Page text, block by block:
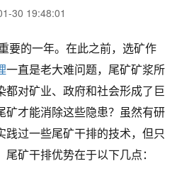
30 19:48:01
要的一年。在此之前，选矿作
一直是老大难问题，尾矿矿浆所
都对矿业、政府和社会形成了巨
矿才能消除这些隐患？虽然有研
践过一些尾矿干排的技术，但只
矿干排优势在于以下几点：